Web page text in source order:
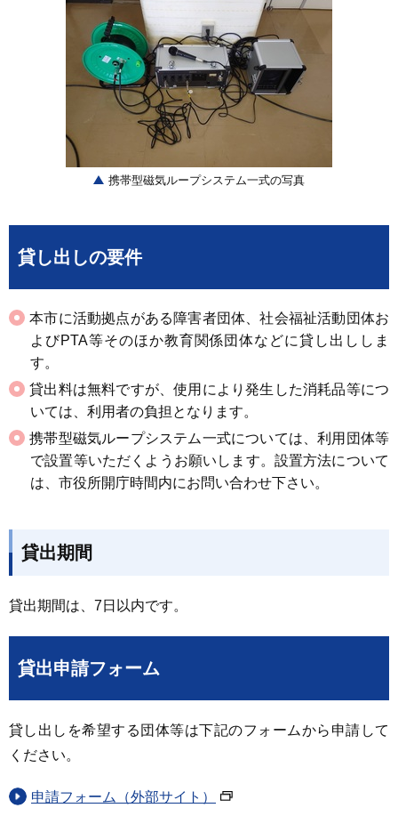
携帯型磁気ループシステム一式の写真
貸し出しの要件
本市に活動拠点がある障害者団体、社会福祉活動団体お
よびPTA等そのほか教育関係団体などに貸し出ししま
す。
貸出料は無料ですが、使用により発生した消耗品等につ
いては、利用者の負担となります。
携帯型磁気ループシステム一式については、利用団体等
で設置等いただくようお願いします。設置方法について
は、市役所開庁時間内にお問い合わせ下さい。
貸出期間
貸出期間は、7日以内です。
貸出申請フォーム
貸し出しを希望する団体等は下記のフォームから申請して
ください。
申請フォーム（外部サイト）